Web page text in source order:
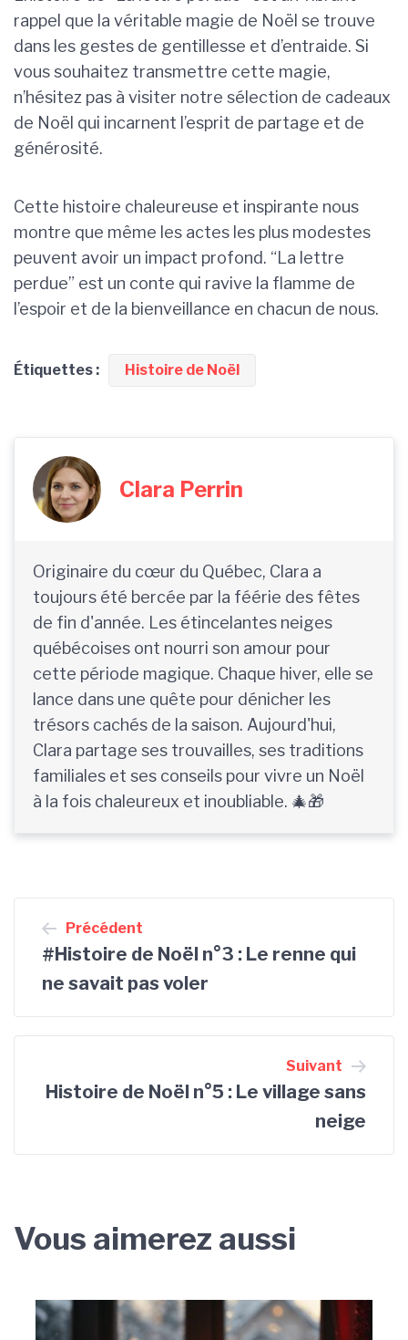
rappel que la véritable magie de Noël se trouve
dans les gestes de gentillesse et d’entraide. Si
vous souhaitez transmettre cette magie,
n’hésitez pas à visiter notre sélection de cadeaux
de Noël qui incarnent l’esprit de partage et de
générosité.
Cette histoire chaleureuse et inspirante nous
montre que même les actes les plus modestes
peuvent avoir un impact profond. “La lettre
perdue” est un conte qui ravive la flamme de
l’espoir et de la bienveillance en chacun de nous.
Étiquettes : Histoire de Noël
Clara Perrin
Originaire du cœur du Québec, Clara a
toujours été bercée par la féérie des fêtes
de fin d'année. Les étincelantes neiges
québécoises ont nourri son amour pour
cette période magique. Chaque hiver, elle se
lance dans une quête pour dénicher les
trésors cachés de la saison. Aujourd'hui,
Clara partage ses trouvailles, ses traditions
familiales et ses conseils pour vivre un Noël
à la fois chaleureux et inoubliable. 🎄🎁
l’article
Précédent
#Histoire de Noël n°3 : Le renne qui
ne savait pas voler
Suivant
Histoire de Noël n°5 : Le village sans
neige
Vous aimerez aussi